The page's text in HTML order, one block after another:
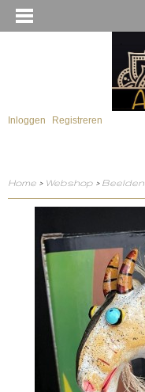
Inloggen Registreren
Home > Webshop > Beelden